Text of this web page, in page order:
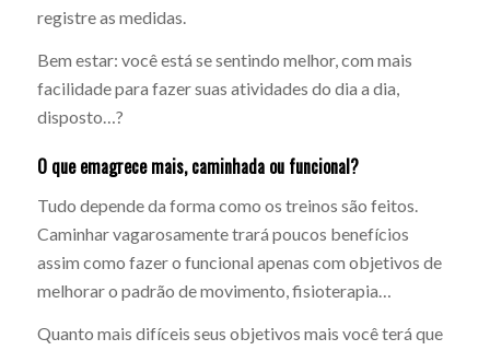
registre as medidas.
Bem estar: você está se sentindo melhor, com mais
facilidade para fazer suas atividades do dia a dia,
disposto…?
O que emagrece mais, caminhada ou funcional?
Tudo depende da forma como os treinos são feitos.
Caminhar vagarosamente trará poucos benefícios
assim como fazer o funcional apenas com objetivos de
melhorar o padrão de movimento, fisioterapia…
Quanto mais difíceis seus objetivos mais você terá que